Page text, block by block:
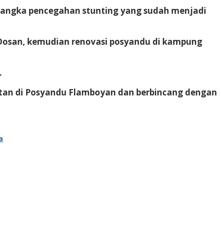
pencegahan stunting yang sudah menjadi
kemudian renovasi posyandu di kampung
di Posyandu Flamboyan dan berbincang dengan